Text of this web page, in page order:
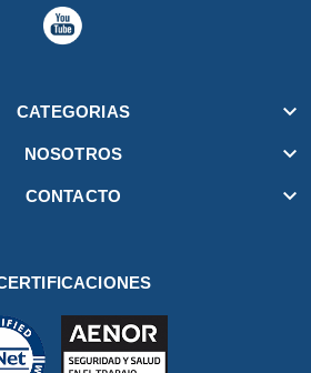
CATEGORIAS 
NOSOTROS 
CONTACTO 